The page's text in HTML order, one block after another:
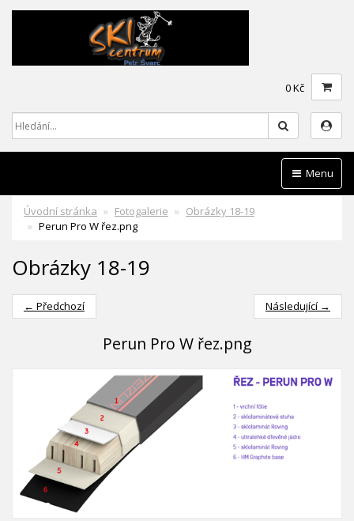
0 Kč
Menu
Úvodní stránka Fotogalerie
Obrázky 18-19
Perun Pro W řez.png
Obrázky 18-19
← Předchozí Následující →
Perun Pro W řez.png